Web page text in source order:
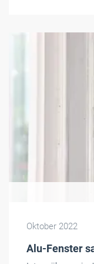
Oktober 2022
Alu-Fenster